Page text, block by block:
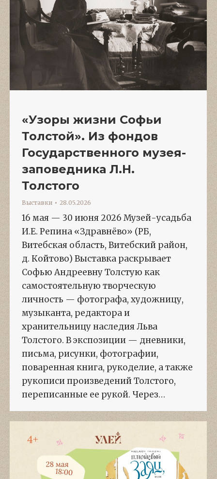
«Узоры жизни Софьи
Толстой». Из фондов
Государственного музея-
заповедника Л.Н.
Толстого
Выставки 28.05.2026
16 мая — 30 июня 2026 Музей-усадьба
И.Е. Репина «Здравнёво» (РБ,
Витебская область, Витебский район,
д. Койтово) Выставка раскрывает
Софью Андреевну Толстую как
самостоятельную творческую
личность — фотографа, художницу,
музыканта, редактора и
хранительницу наследия Льва
Толстого. В экспозиции — дневники,
письма, рисунки, фотографии,
поваренная книга, рукоделие, а также
рукописи произведений Толстого,
переписанные ее рукой. Через…